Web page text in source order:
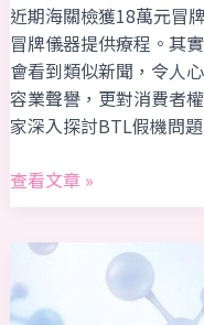
近期海關檢獲18萬元冒
冒牌儀器提供療程。其
會看到類似新聞，令人
容業聲譽，更對消費者
家深入探討BTL假機問
查看文章 »
明
質